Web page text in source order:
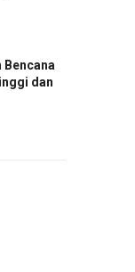
Bencana
dan